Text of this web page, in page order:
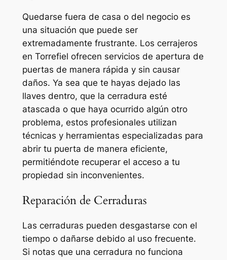
Quedarse fuera de casa o del negocio es
una situación que puede ser
extremadamente frustrante. Los cerrajeros
en Torrefiel ofrecen servicios de apertura de
puertas de manera rápida y sin causar
daños. Ya sea que te hayas dejado las
llaves dentro, que la cerradura esté
atascada o que haya ocurrido algún otro
problema, estos profesionales utilizan
técnicas y herramientas especializadas para
abrir tu puerta de manera eficiente,
permitiéndote recuperar el acceso a tu
propiedad sin inconvenientes.
Reparación de Cerraduras
Las cerraduras pueden desgastarse con el
tiempo o dañarse debido al uso frecuente.
Si notas que una cerradura no funciona